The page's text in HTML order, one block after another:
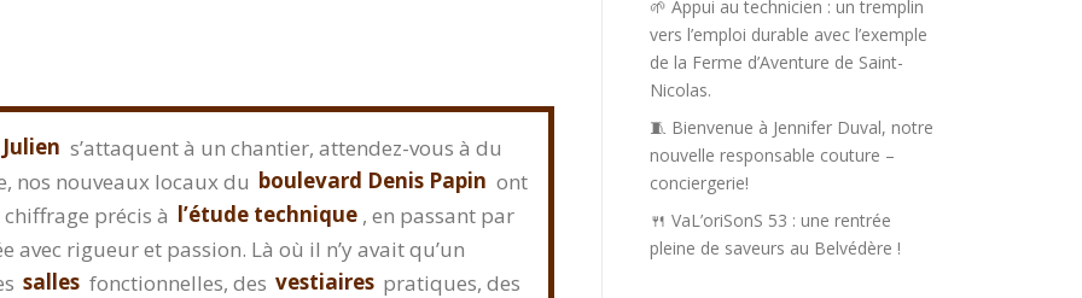
s’attaquent à un chantier, attendez-vous à du
nos nouveaux locaux du boulevard Denis Papin ont
chiffrage précis à l’étude technique , en passant par
avec rigueur et passion. Là où il n’y avait qu’un
salles fonctionnelles, des vestiaires pratiques, des
🌱 Appui au technicien : un tremplin
vers l’emploi durable avec l’exemple
de la Ferme d’Aventure de Saint-
Nicolas.
🧵 Bienvenue à Jennifer Duval, notre
nouvelle responsable couture –
conciergerie!
🍴 VaL’oriSonS 53 : une rentrée
pleine de saveurs au Belvédère !